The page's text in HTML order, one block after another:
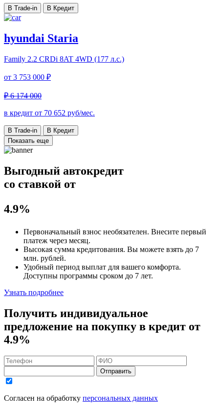
В Trade-in В Кредит
hyundai Staria
Family 2.2 CRDi 8AT 4WD (177 л.с.)
от 3 753 000 ₽
₽ 6 174 000
в кредит от 70 652 руб/мес.
В Trade-in
В Кредит
Показать еще
Выгодный автокредит
со ставкой от
4.9%
Первоначальный взнос необязателен. Внесите первый
платеж через месяц.
Высокая сумма кредитования. Вы можете взять до 7
млн. рублей.
Удобный период выплат для вашего комфорта.
Доступны программы сроком до 7 лет.
Узнать подробнее
Получить индивидуальное
предложение на покупку в кредит от
4.9%
Отправить
Согласен на обработку персональных данных